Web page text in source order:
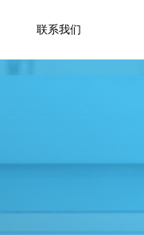
联系我们